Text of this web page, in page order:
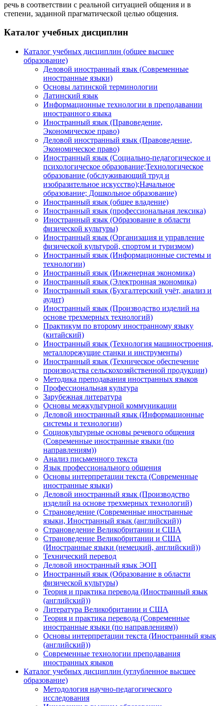
речь в соответствии с реальной ситуацией общения и в
степени, заданной прагматической целью общения.
Каталог учебных дисциплин
Каталог учебных дисциплин (общее высшее
образование)
Деловой иностранный язык (Современные
иностранные языки)
Основы латинской терминологии
Латинский язык
Информационные технологии в преподавании
иностранного языка
Иностранный язык (Правоведение,
Экономическое право)
Деловой иностранный язык (Правоведение,
Экономическое право)
Иностранный язык (Социально-педагогическое и
психологическое образование;Технологическое
образование (обслуживающий труд и
изобразительное искусство);Начальное
образование; Дошкольное образование)
Иностранный язык (общее владение)
Иностранный язык (профессиональная лексика)
Иностранный язык (Образование в области
физической культуры)
Иностранный язык (Организация и управление
физической культурой, спортом и туризмом)
Иностранный язык (Информационные системы и
технологии)
Иностранный язык (Инженерная экономика)
Иностранный язык (Электронная экономика)
Иностранный язык (Бухгалтерский учёт, анализ и
аудит)
Иностранный язык (Производство изделий на
основе трехмерных технологий)
Практикум по второму иностранному языку
(китайский)
Иностранный язык (Технология машиностроения,
металлорежущие станки и инструменты)
Иностранный язык (Техническое обеспечение
производства сельскохозяйственной продукции)
Методика преподавания иностранных языков
Профессиональная культура
Зарубежная литература
Основы межкультурной коммуникации
Деловой иностранный язык (Информационные
системы и технологии)
Социокультурные основы речевого общения
(Современные иностранные языки (по
направлениям))
Анализ письменного текста
Язык профессионального общения
Основы интерпретации текста (Современные
иностранные языки)
Деловой иностранный язык (Производство
изделий на основе трехмерных технологий)
Страноведение (Современные иностранные
языки, Иностранный язык (английский))
Страноведение Великобритании и США
Страноведение Великобритании и США
(Иностранные языки (немецкий, английский))
Технический перевод
Деловой иностранный язык ЭОП
Иностранный язык (Образование в области
физической культуры)
Теория и практика перевода (Иностранный язык
(английский))
Литература Великобритании и США
Теория и практика перевода (Современные
иностранные языки (по направлениям))
Основы интерпретации текста (Иностранный язык
(английский))
Современные технологии преподавания
иностранных языков
Каталог учебных дисциплин (углубленное высшее
образование)
Методология научно-педагогического
исследования